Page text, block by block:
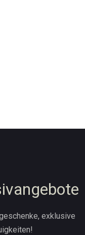
exklusive